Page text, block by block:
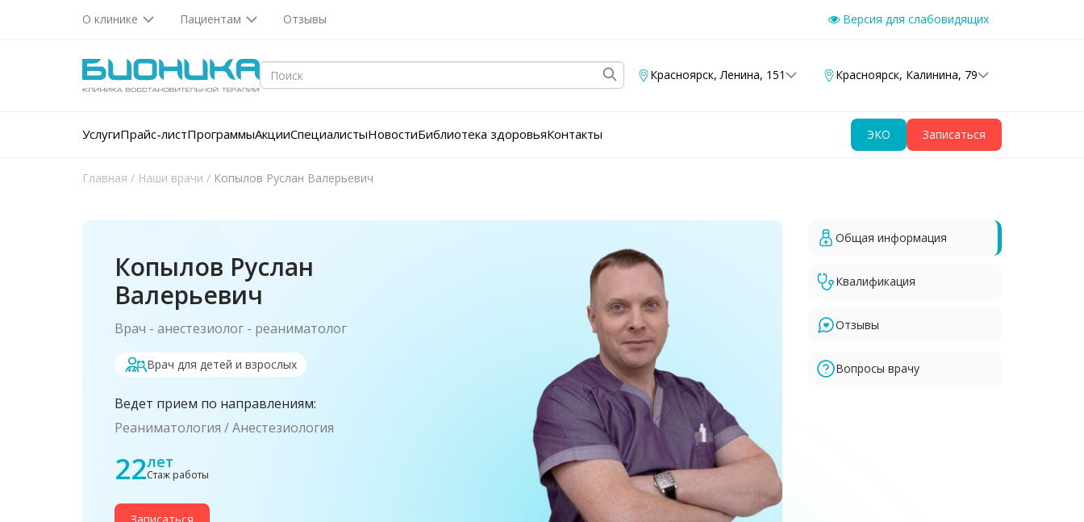
О клинике Пациентам Отзывы Версия для слабовидящих
Красноярск, Ленина, 151 Красноярск, Калинина, 79
УслугиПрайс-листПрограммыАкцииСпециалистыНовостиБиблиотека здоровьяКонтакты ЭКО Записаться
Главная / Наши врачи / Копылов Руслан Валерьевич
Копылов Руслан
Валерьевич
Врач - анестезиолог - реаниматолог
Врач для детей и взрослых
Ведет прием по направлениям:
Реаниматология
Анестезиология
22лет
Стаж работы
Общая информация
Квалификация
Отзывы
Вопросы врачу